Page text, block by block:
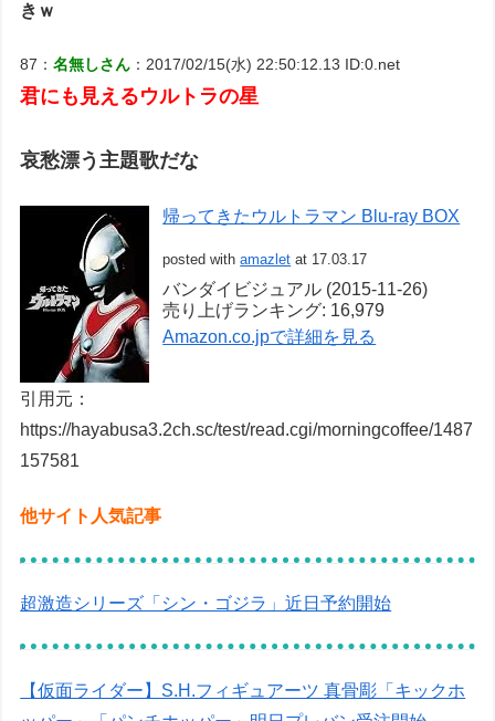
きｗ
87：名無しさん ：2017/02/15(水) 22:50:12.13 ID:0.net
君にも見えるウルトラの星
哀愁漂う主題歌だな
帰ってきたウルトラマン Blu-ray BOX
posted withamazlet at 17.03.17
バンダイビジュアル (2015-11-26)
売り上げランキング: 16,979
Amazon.co.jpで詳細を見る
引用元：
https://hayabusa3.2ch.sc/test/read.cgi/morningcoffee/1487
157581
他サイト人気記事
超激造シリーズ「シン・ゴジラ」近日予約開始
【仮面ライダー】S.H.フィギュアーツ 真骨彫「キックホ